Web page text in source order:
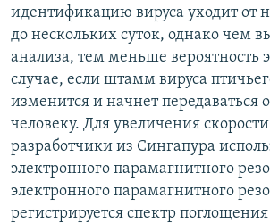
ПОДПИШИТЕСЬ НА РАССЫЛКУ
СОЦИАЛЬНЫЕ СЕТИ
Все сайты РСЕ/РС
идентификацию вируса уходит от
до нескольких суток, однако чем
анализа, тем меньше вероятность
случае, если штамм вируса
изменится и начнет передаваться
человеку. Для увеличения
разработчики из Сингапура
электронного парамагнитного
электронного парамагнитного
регистрируется спектр